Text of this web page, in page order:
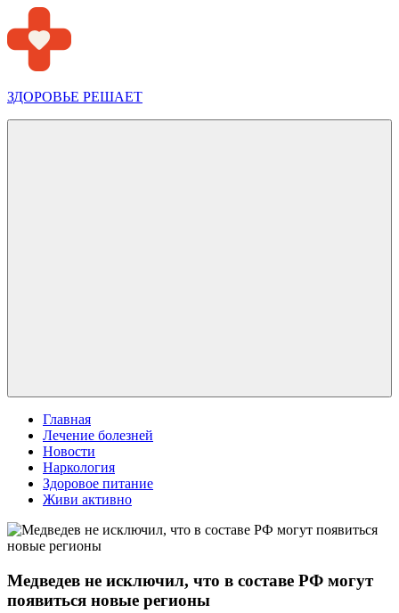
Перейти
к
содержимому
ЗДОРОВЬЕ РЕШАЕТ
Главная
Лечение болезней
Новости
Наркология
Здоровое питание
Живи активно
Медведев не исключил, что в составе РФ могут
появиться новые регионы